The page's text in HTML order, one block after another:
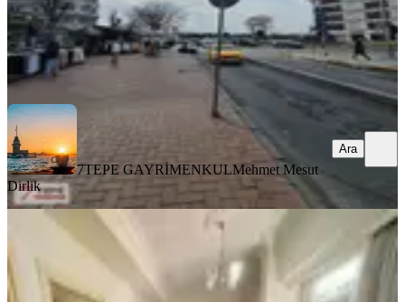
7TEPE GAYRİMENKULMehmet Mesut Dirlik
Ara
7TEPE GAYRİMENKULMehmet Mesut
Dirlik
Ara
Kocamustafapaşa Merkezde 60m2 18
Yıllık Binada Memura
Fatih, Koca Mustafapaşa Mahallesi